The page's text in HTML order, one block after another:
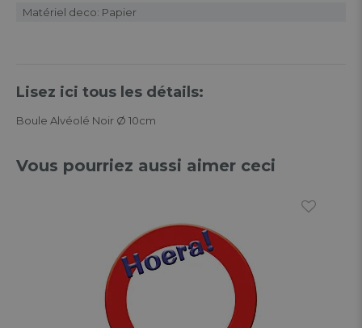
Matériel deco: Papier
Lisez ici tous les détails:
Boule Alvéolé Noir Ø 10cm
Vous pourriez aussi aimer ceci